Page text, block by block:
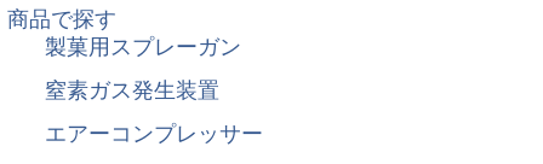
商品で探す
製菓用スプレーガン
窒素ガス発生装置
エアーコンプレッサー